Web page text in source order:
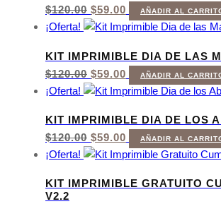
$120.00 EL
PRECIO
ORIGINAL
$120.00.
$59.00
PRECIO
ACTUAL
$59.00.
AÑADIR AL
¡Oferta!
KIT IMPRIMIBLE DIA DE LAS
$120.00 EL
PRECIO
ORIGINAL
$120.00.
$59.00
PRECIO
ACTUAL
$59.00.
AÑADIR AL
¡Oferta!
KIT IMPRIMIBLE DIA DE LOS
$120.00 EL
PRECIO
ORIGINAL
$120.00.
$59.00
PRECIO
ACTUAL
$59.00.
AÑADIR AL
¡Oferta!
KIT IMPRIMIBLE GRATUITO
V2.2